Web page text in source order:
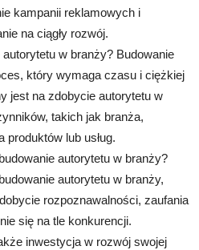
kampanii reklamowych i
na ciągły rozwój.
autorytetu w branży? Budowanie
który wymaga czasu i ciężkiej
jest na zdobycie autorytetu w
takich jak branża,
lub usług.
autorytetu w branży?
autorytetu w branży,
rozpoznawalności, zaufania
się na tle konkurencji.
inwestycja w rozwój swojej